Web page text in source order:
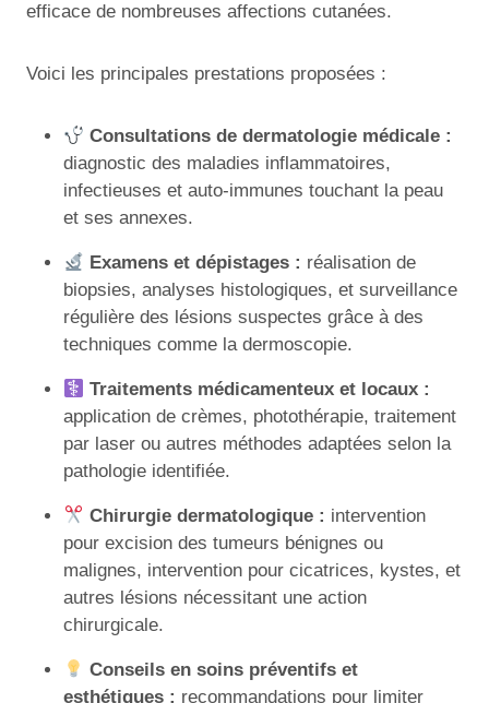
efficace de nombreuses affections cutanées.
Voici les principales prestations proposées :
Consultations de dermatologie médicale :
diagnostic des maladies inflammatoires,
infectieuses et auto-immunes touchant la peau
et ses annexes.
Examens et dépistages : réalisation de
biopsies, analyses histologiques, et surveillance
régulière des lésions suspectes grâce à des
techniques comme la dermoscopie.
Traitements médicamenteux et locaux :
application de crèmes, photothérapie, traitement
par laser ou autres méthodes adaptées selon la
pathologie identifiée.
Chirurgie dermatologique : intervention
pour excision des tumeurs bénignes ou
malignes, intervention pour cicatrices, kystes, et
autres lésions nécessitant une action
chirurgicale.
Conseils en soins préventifs et
esthétiques : recommandations pour limiter